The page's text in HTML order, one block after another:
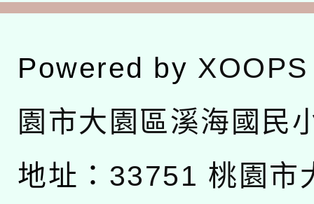
Powered by XOOPS
園市大園區溪海國民
地址： 33751 桃園市